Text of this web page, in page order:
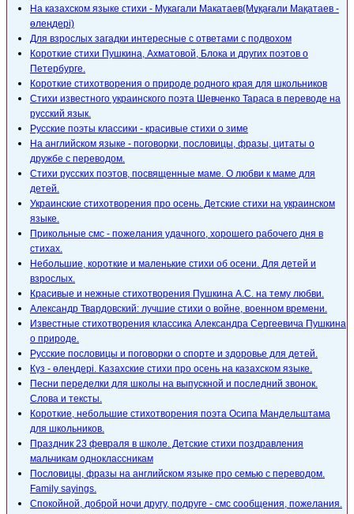
На казахском языке стихи - Мукагали Макатаев(Мұқағали Мақатаев -
өлеңдері)
Для взрослых загадки интересные с ответами с подвохом
Короткие стихи Пушкина, Ахматовой, Блока и других поэтов о
Петербурге.
Короткие стихотворения о природе родного края для школьников
Стихи известного украинского поэта Шевченко Тараса в переводе на
русский язык.
Русские поэты классики - красивые стихи о зиме
На английском языке - поговорки, пословицы, фразы, цитаты о
дружбе с переводом.
Стихи русских поэтов, посвященные маме. О любви к маме для
детей.
Украинские стихотворения про осень. Детские стихи на украинском
языке.
Прикольные смс - пожелания удачного, хорошего рабочего дня в
стихах.
Небольшие, короткие и маленькие стихи об осени. Для детей и
взрослых.
Красивые и нежные стихотворения Пушкина А.С. на тему любви.
Александр Твардовский: лучшие стихи о войне, военном времени.
Известные стихотворения классика Александра Сергеевича Пушкина
о природе.
Русские пословицы и поговорки о спорте и здоровье для детей.
Күз - өлеңдері. Казахские стихи про осень на казахском языке.
Песни переделки для школы на выпускной и последний звонок.
Слова и тексты.
Короткие, небольшие стихотворения поэта Осипа Мандельштама
для школьников.
Праздник 23 февраля в школе. Детские стихи поздравления
мальчикам одноклассникам
Пословицы, фразы на английском языке про семью с переводом.
Family sayings.
Спокойной, доброй ночи другу, подруге - смс сообщения, пожелания.